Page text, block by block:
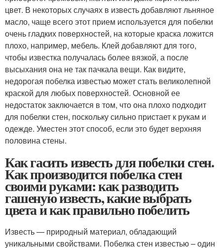
цвет. В некоторых случаях в известь добавляют льняное
масло, чаще всего этот прием используется для побелки
очень гладких поверхностей, на которые краска ложится
плохо, например, мебель. Клей добавляют для того,
чтобы известка получалась более вязкой, а после
высыхания она не так пачкала вещи. Как видите,
недорогая побелка известью может стать великолепной
краской для любых поверхностей. Основной ее
недостаток заключается в том, что она плохо подходит
для побелки стен, поскольку сильно пристает к рукам и
одежде. Уместен этот способ, если это будет верхняя
половина стены.
Как гасить известь для побелки стен.
Как производится побелка стен
своими руками: как разводить
гашеную известь, какие выбрать
цвета и как правильно побелить
Известь — природный материал, обладающий
уникальными свойствами. Побелка стен известью – один